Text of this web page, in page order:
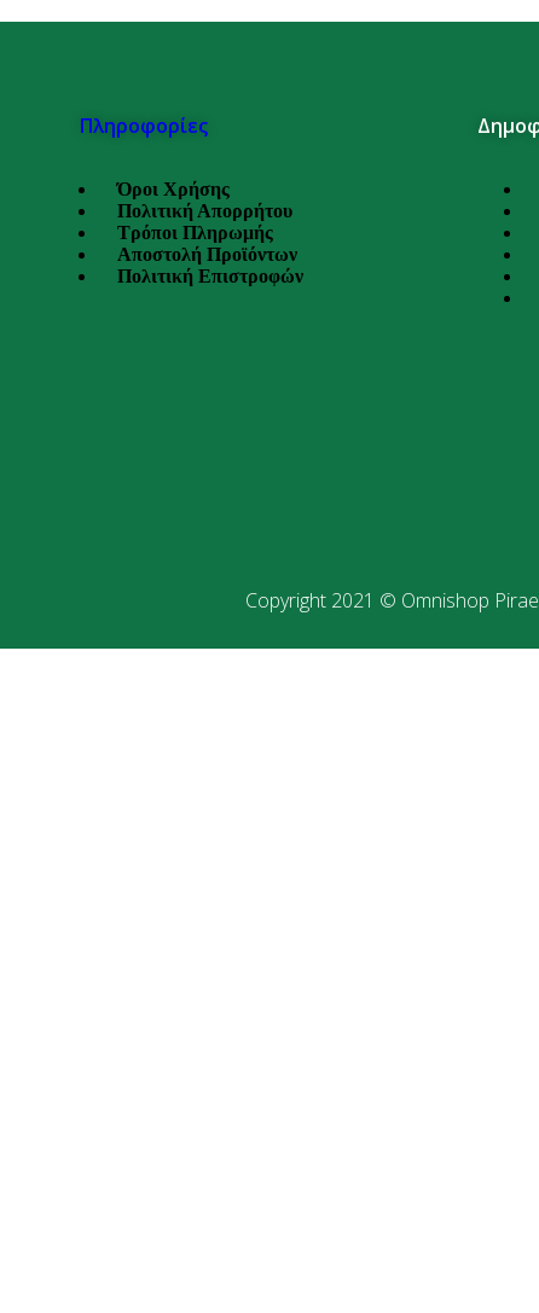
Πληροφορίες
Όροι Χρήσης
Πολιτική Απορρήτου
Τρόποι Πληρωμής
Αποστολή Προϊόντων
Πολιτική Επιστροφών
Copyright 2021 © Omnishop